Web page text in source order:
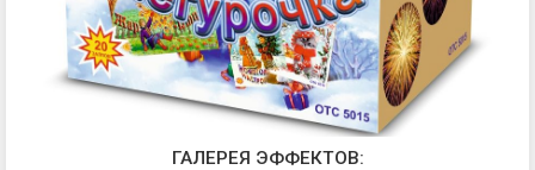
ГАЛЕРЕЯ ЭФФЕКТОВ: